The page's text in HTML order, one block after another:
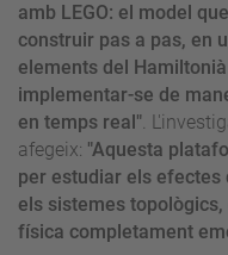
amb LEGO: el model
construir pas a pas, en
elements del
implementar-se de
en temps real".
afegeix: "Aquesta
per estudiar els efectes
els sistemes
física completament